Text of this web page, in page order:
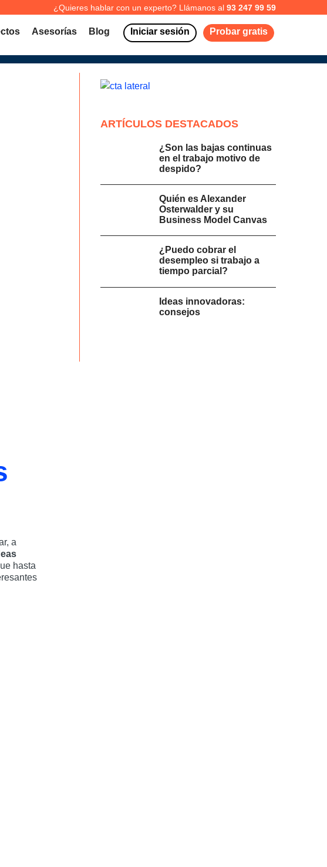
¿Quieres hablar con un experto? Llámanos al 93 247 99 59
Asesorías Blog Iniciar sesión Probar gratis
a
hasta
ARTÍCULOS DESTACADOS
¿Son las bajas continuas
en el trabajo motivo de
despido?
Quién es Alexander
Osterwalder y su
Business Model Canvas
¿Puedo cobrar el
desempleo si trabajo a
tiempo parcial?
Ideas innovadoras:
consejos